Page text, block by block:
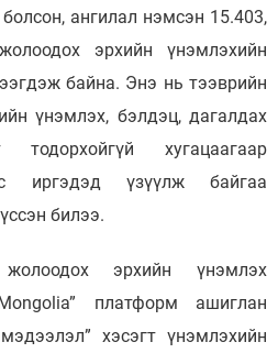
ангилал нэмсэн 15.403,
эрхийн үнэмлэхийн
байна. Энэ нь тээврийн
үнэмлэх, бэлдэц, дагалдах
тодорхойгүй хугацаагаар
иргэдэд үзүүлж байгаа
билээ.
эрхийн үнэмлэх
платформ ашиглан
хэсэгт үнэмлэхийн